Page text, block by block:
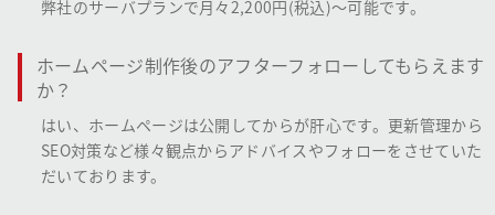
弊社のサーバプランで月々2,200円(税込)～可能です。
ホームページ制作後のアフターフォローしてもらえます
か？
はい、ホームページは公開してからが肝心です。更新管理から
SEO対策など様々観点からアドバイスやフォローをさせていた
だいております。